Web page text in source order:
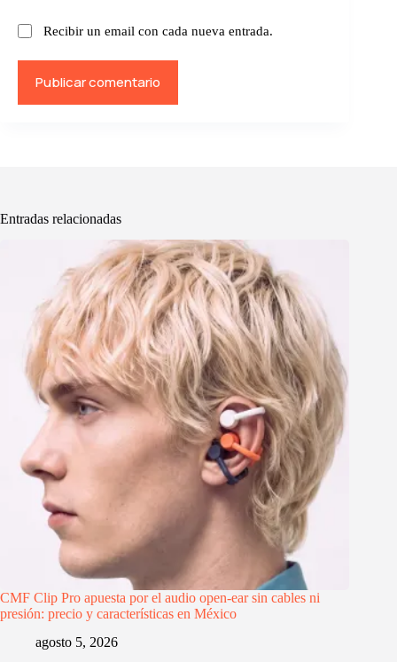
Recibir un email con cada nueva entrada.
Publicar comentario
Entradas relacionadas
CMF Clip Pro apuesta por el audio open-ear sin cables ni
presión: precio y características en México
agosto 5, 2026